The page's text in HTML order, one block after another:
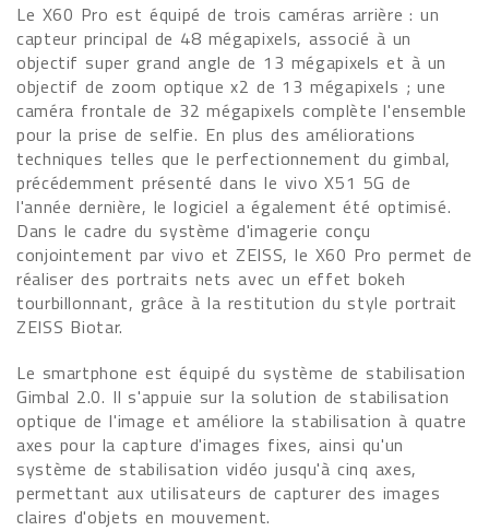
Le X60 Pro est équipé de trois caméras arrière : un
capteur principal de 48 mégapixels, associé à un
objectif super grand angle de 13 mégapixels et à un
objectif de zoom optique x2 de 13 mégapixels ; une
caméra frontale de 32 mégapixels complète l'ensemble
pour la prise de selfie. En plus des améliorations
techniques telles que le perfectionnement du gimbal,
précédemment présenté dans le vivo X51 5G de
l'année dernière, le logiciel a également été optimisé.
Dans le cadre du système d'imagerie conçu
conjointement par vivo et ZEISS, le X60 Pro permet de
réaliser des portraits nets avec un effet bokeh
tourbillonnant, grâce à la restitution du style portrait
ZEISS Biotar.
Le smartphone est équipé du système de stabilisation
Gimbal 2.0. Il s'appuie sur la solution de stabilisation
optique de l'image et améliore la stabilisation à quatre
axes pour la capture d'images fixes, ainsi qu'un
système de stabilisation vidéo jusqu'à cinq axes,
permettant aux utilisateurs de capturer des images
claires d'objets en mouvement.